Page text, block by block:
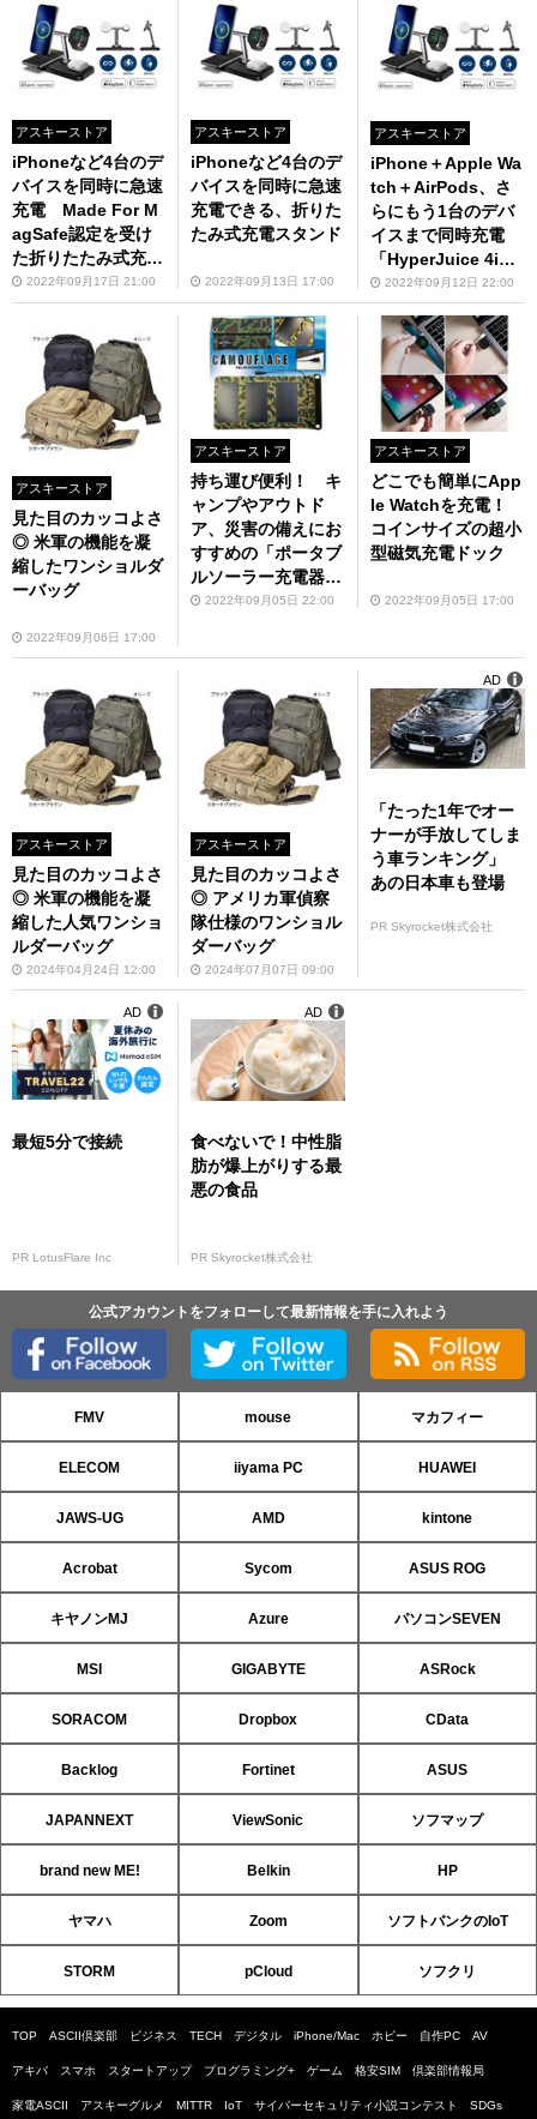
アスキーストア
iPhoneなど4台のデ
バイスを同時に急速
充電 Made For M
agSafe認定を受け
た折りたたみ式充電
スタンド
2022年09月17日 21:00
アスキーストア
iPhoneなど4台のデ
バイスを同時に急速
充電できる、折りた
たみ式充電スタンド
2022年09月13日 17:00
アスキーストア
iPhone＋Apple Wa
tch＋AirPods、さ
らにもう1台のデバ
イスまで同時充電
「HyperJuice 4in1
MagSafeワイヤレス
チャージャー」
2022年09月12日 22:00
アスキーストア
見た目のカッコよさ
◎ 米軍の機能を凝
縮したワンショルダ
ーバッグ
2022年09月06日 17:00
アスキーストア
持ち運び便利！ キ
ャンプやアウトド
ア、災害の備えにお
すすめの「ポータブ
ルソーラー充電器
カモフラージュ」の
2022年09月05日 22:00
アスキーストア
どこでも簡単にApp
le Watchを充電！
コインサイズの超小
型磁気充電ドック
2022年09月05日 17:00
アスキーストア
見た目のカッコよさ
◎ 米軍の機能を凝
縮した人気ワンショ
ルダーバッグ
2024年04月24日 12:00
アスキーストア
見た目のカッコよさ
◎ アメリカ軍偵察
隊仕様のワンショル
ダーバッグ
2024年07月07日 09:00
「たった1年でオー
ナーが手放してしま
う車ランキング」
あの日本車も登場
PR Skyrocket株式会社
AD
最短5分で接続
PR LotusFlare Inc
AD
食べないで！中性脂
肪が爆上がりする最
悪の食品
PR Skyrocket株式会社
AD
公式アカウントをフォローして最新情報を手に入れよう
FMV mouse マカフィー
ELECOM iiyama PC HUAWEI
JAWS-UG AMD kintone
Acrobat Sycom ASUS ROG
キヤノンMJ Azure パソコンSEVEN
MSI GIGABYTE ASRock
SORACOM Dropbox CData
Backlog Fortinet ASUS
JAPANNEXT ViewSonic ソフマップ
brand new ME! Belkin HP
ヤマハ Zoom ソフトバンクのIoT
STORM pCloud ソフクリ
TOP ASCII倶楽部 ビジネス TECH デジタル iPhone/Mac ホビー 自作PC AV
アキバ スマホ スタートアップ プログラミング+ ゲーム 格安SIM 倶楽部情報局
家電ASCII アスキーグルメ MITTR IoT サイバーセキュリティ小説コンテスト SDGs